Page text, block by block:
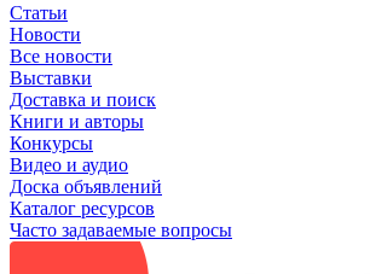
Статьи
Новости
Все новости
Выставки
Доставка и поиск
Книги и авторы
Конкурсы
Видео и аудио
Доска объявлений
Каталог ресурсов
Часто задаваемые вопросы